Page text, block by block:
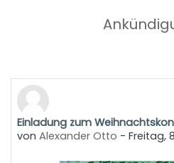
Einladung zum
von Alexander Otto - Freitag,